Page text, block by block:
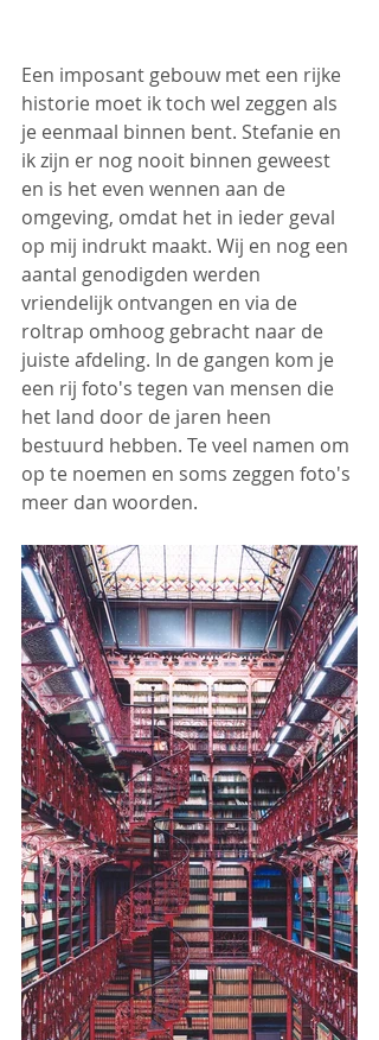
Een imposant gebouw met een rijke
historie moet ik toch wel zeggen als
je eenmaal binnen bent. Stefanie en
ik zijn er nog nooit binnen geweest
en is het even wennen aan de
omgeving, omdat het in ieder geval
op mij indrukt maakt. Wij en nog een
aantal genodigden werden
vriendelijk ontvangen en via de
roltrap omhoog gebracht naar de
juiste afdeling. In de gangen kom je
een rij foto's tegen van mensen die
het land door de jaren heen
bestuurd hebben. Te veel namen om
op te noemen en soms zeggen foto's
meer dan woorden.